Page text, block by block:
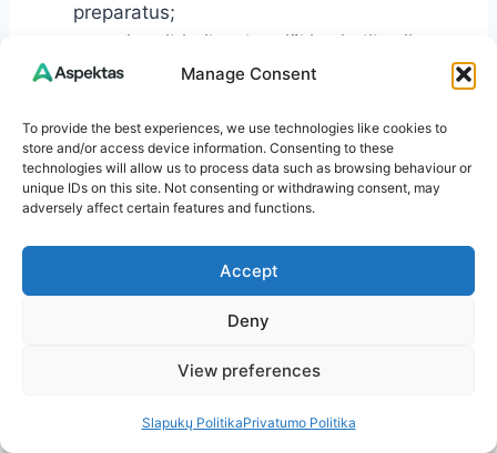
Manage Consent
To provide the best experiences, we use technologies like cookies to
store and/or access device information. Consenting to these
technologies will allow us to process data such as browsing behaviour or
unique IDs on this site. Not consenting or withdrawing consent, may
adversely affect certain features and functions.
Accept
Deny
View preferences
Slapukų PolitikaPrivatumo Politika
preparatus;
vartoti antibiotikus be aiškios indikacijos.
ieškoti „stipresnio“ vaisto internete. Reikia grįžti
pas gydytoją ir įvertinti, ar diagnozė tiksli, ar
dozė tinkama, ar nėra šalutinio poveikio,
Reabilitacija, fizioterapija ir
funkcijų atkūrimo. Po traumų, operacijų, insulto,